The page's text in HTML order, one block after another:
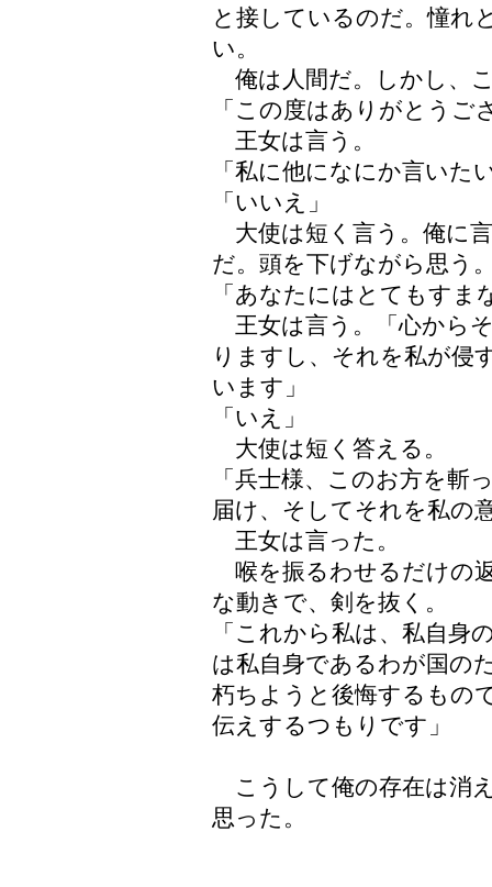
と接しているのだ。憧れ
い。
俺は人間だ。しかし、
「この度はありがとうご
王女は言う。
「私に他になにか言いた
「いいえ」
大使は短く言う。俺に
だ。頭を下げながら思う
「あなたにはとてもすま
王女は言う。「心から
りますし、それを私が侵
います」
「いえ」
大使は短く答える。
「兵士様、このお方を斬
届け、そしてそれを私の
王女は言った。
喉を振るわせるだけの
な動きで、剣を抜く。
「これから私は、私自身
は私自身であるわが国の
朽ちようと後悔するもの
伝えするつもりです」
こうして俺の存在は消
思った。